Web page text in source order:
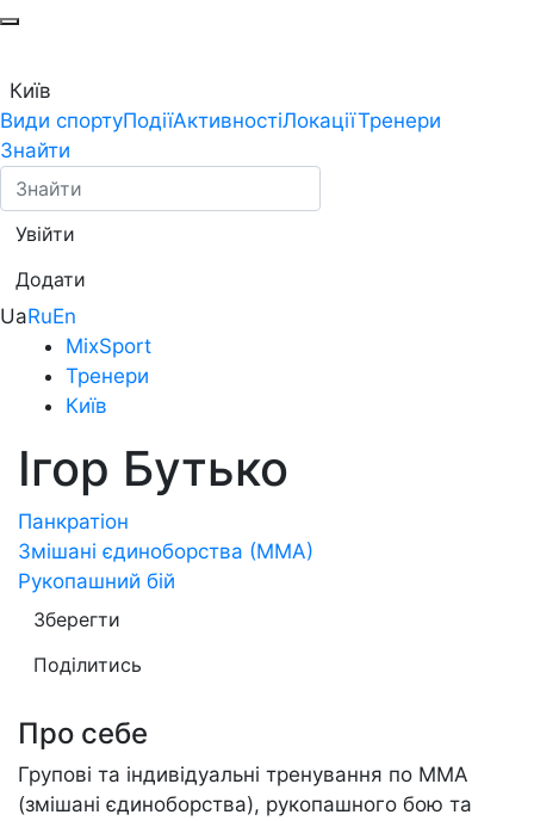
Київ
Види спортуПодіїАктивностіЛокаціїТренери
Знайти
Увійти
Додати
UaRuEn
MixSport
Тренери
Київ
Ігор Бутько
Панкратіон
Змішані єдиноборства (ММА)
Рукопашний бій
Зберегти
Поділитись
Про себе
Групові та індивідуальні тренування по ММА
(змішані єдиноборства), рукопашного бою та